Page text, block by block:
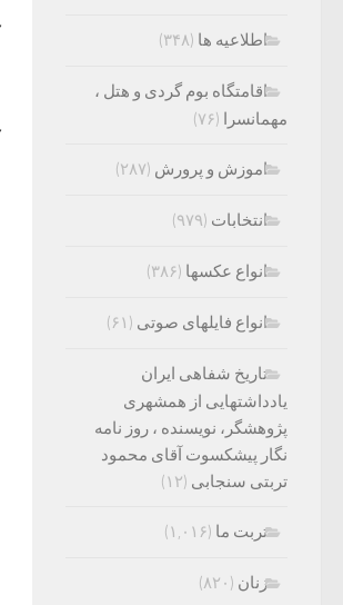
اطلاعیه ها (۳۴۸)
اقامتگاه بوم گردی و هتل ،
مهمانسرا (۷۶)
اموزش و پرورش (۲۸۷)
انتخابات (۹۷۹)
انواع عکسها (۳۸۶)
انواع فایلهای صوتی (۶۱)
تاریخ شفاهی ایران
یادداشتهایی از همشهری
پژوهشگر، نویسنده ، روز نامه
نگار پیشکسوت آقای محمود
تربتی سنجابی (۱۲)
تربت ما (۱,۰۱۶)
زنان (۸۲۰)